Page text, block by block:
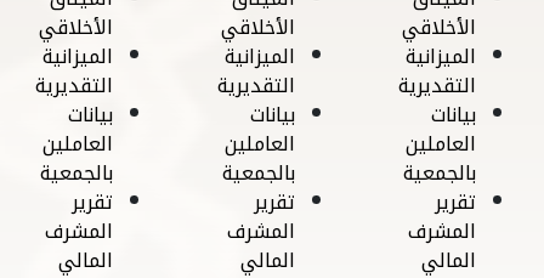
الأخلاقي
الميزانية
التقديرية
بيانات
العاملين
بالجمعية
تقرير
المشرف
المالي
الأخلاقي
الميزانية
التقديرية
بيانات
العاملين
بالجمعية
تقرير
المشرف
المالي
الأخلاقي
الميزانية
التقديرية
بيانات
العاملين
بالجمعية
تقرير
المشرف
المالي